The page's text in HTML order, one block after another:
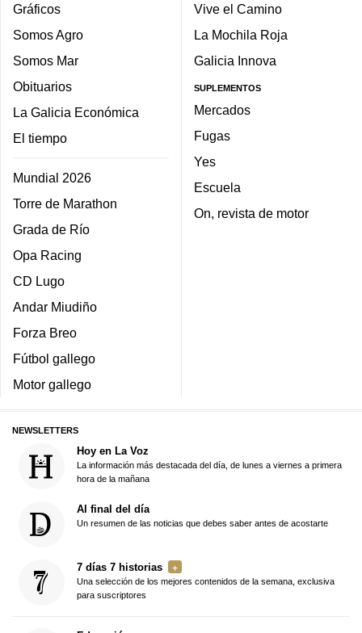
Gráficos
Somos Agro
Somos Mar
Obituarios
La Galicia Económica
El tiempo
Mundial 2026
Torre de Marathon
Grada de Río
Opa Racing
CD Lugo
Andar Miudiño
Forza Breo
Fútbol gallego
Motor gallego
Vive el Camino
La Mochila Roja
Galicia Innova
SUPLEMENTOS
Mercados
Fugas
Yes
Escuela
On, revista de motor
NEWSLETTERS
Hoy en La Voz
La información más destacada del día, de lunes a viernes a primera
hora de la mañana
Al final del día
Un resumen de las noticias que debes saber antes de acostarte
7 días 7 historias
Una selección de los mejores contenidos de la semana, exclusiva
para suscriptores